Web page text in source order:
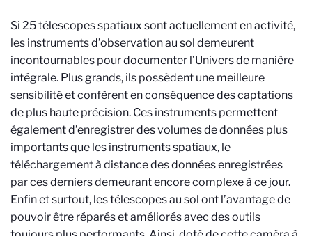
Si 25 télescopes spatiaux sont actuellement en activité,
les instruments d’observation au sol demeurent
incontournables pour documenter l’Univers de manière
intégrale. Plus grands, ils possèdent une meilleure
sensibilité et confèrent en conséquence des captations
de plus haute précision. Ces instruments permettent
également d’enregistrer des volumes de données plus
importants que les instruments spatiaux, le
téléchargement à distance des données enregistrées
par ces derniers demeurant encore complexe à ce jour.
Enfin et surtout, les télescopes au sol ont l’avantage de
pouvoir être réparés et améliorés avec des outils